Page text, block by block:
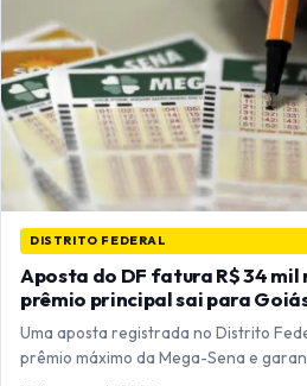
DISTRITO FEDERAL
Aposta do DF fatura R$ 34 mil
prêmio principal sai para
Uma aposta registrada no Distrito
prêmio máximo da Mega-Sena e